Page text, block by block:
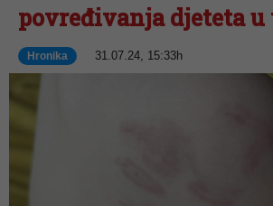
povređivanja djeteta
Hronika 31.07.24, 15:33h